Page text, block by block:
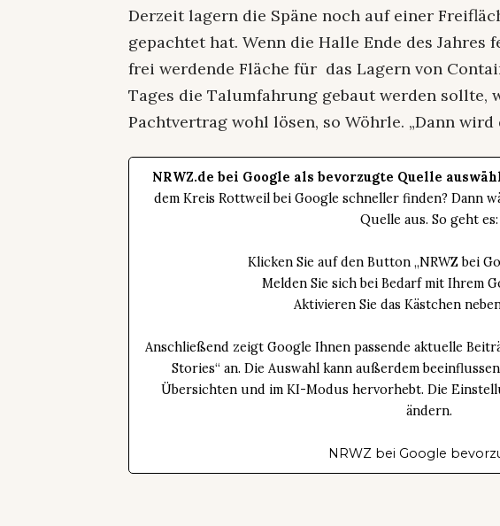
Derzeit lagern die Späne noch auf einer
gepachtet hat. Wenn die Halle Ende des
frei werdende Fläche für das Lagern von
Tages die Talumfahrung gebaut werden sollte,
Pachtvertrag wohl lösen, so Wöhrle. „Dann
NRWZ.de bei Google als bevorzugte Quelle
dem Kreis Rottweil bei Google schneller finden? Dann
Quelle aus. So geht es:
Klicken Sie auf den Button „NRWZ bei
Melden Sie sich bei Bedarf mit Ihrem
Aktivieren Sie das Kästchen
Anschließend zeigt Google Ihnen passende aktuelle
Stories“ an. Die Auswahl kann außerdem
Übersichten und im KI-Modus hervorhebt. Die
ändern.
NRWZ bei Google